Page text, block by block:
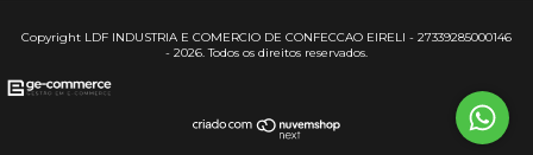
Copyright LDF INDUSTRIA E COMERCIO DE CONFECCAO EIRELI - 27339285000146
- 2026. Todos os direitos reservados.